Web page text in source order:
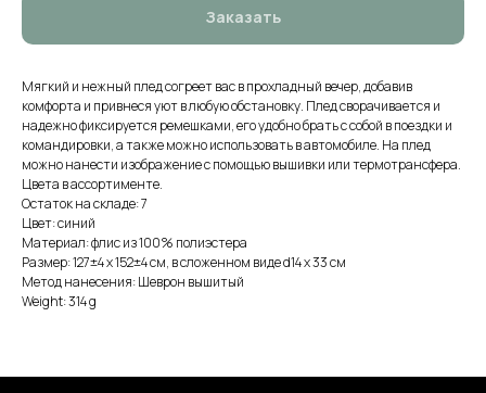
Заказать
Мягкий и нежный плед согреет вас в прохладный вечер, добавив
комфорта и привнеся уют в любую обстановку. Плед сворачивается и
надежно фиксируется ремешками, его удобно брать с собой в поездки и
командировки, а также можно использовать в автомобиле. На плед
можно нанести изображение с помощью вышивки или термотрансфера.
Цвета в ассортименте.
Остаток на складе: 7
Цвет: синий
Материал: флис из 100% полиэстера
Размер: 127±4 х 152±4 см, в сложенном виде d14 х 33 см
Метод нанесения: Шеврон вышитый
Weight: 314 g